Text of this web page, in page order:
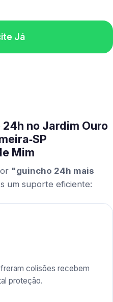
Já
no Jardim Ouro
Mim
"guincho 24h mais
um suporte eficiente:
colisões recebem
proteção.